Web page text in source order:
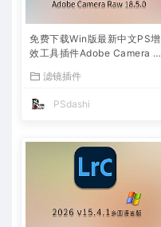
免费下载Win版最新中文PS增
效工具插件Adobe Camera R
后期一键安装包预设Lrc照片
文件文档格式打开处理编辑
滤镜插件
PSdashi